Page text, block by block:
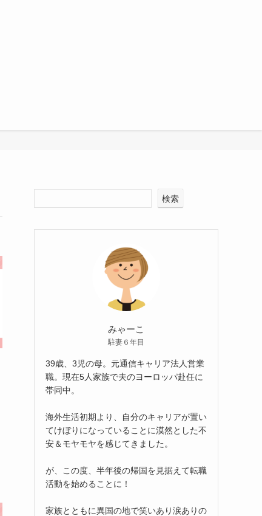
検索
みゃーこ
駐妻６年目
39歳、3児の母。元通信キャリア法人営業
職。現在5人家族で夫のヨーロッパ赴任に
帯同中。
海外生活初期より、自分のキャリアが置い
てけぼりになっていることに漠然とした不
安＆モヤモヤを感じてきました。
が、この度、半年後の帰国を見据えて転職
活動を始めることに！
家族とともに異国の地で笑いあり涙ありの